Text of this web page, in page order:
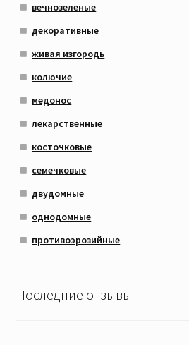
вечнозеленые
декоративные
живая изгородь
колючие
медонос
лекарственные
косточковые
семечковые
двудомные
однодомные
противоэрозийные
Последние отзывы